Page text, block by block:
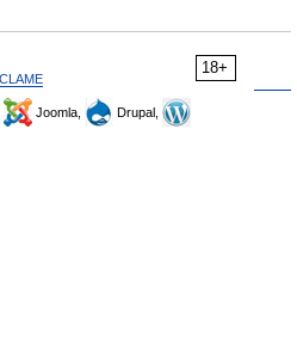
18+
Joomla,
Drupal,